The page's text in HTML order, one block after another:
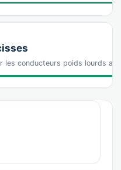
les conducteurs poids lourds